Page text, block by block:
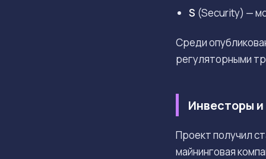
S (Security) —
Среди
регуляторными
Инвесторы
Проект получил
майнинговая